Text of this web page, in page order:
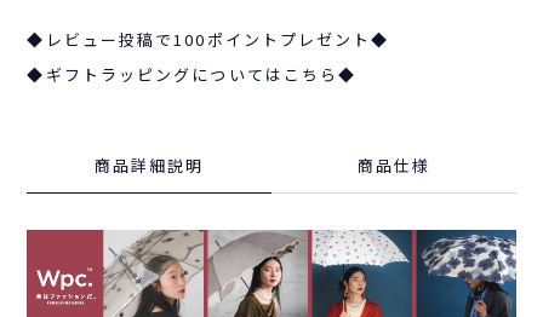
◆レビュー投稿で100ポイントプレゼント◆
◆ギフトラッピングについてはこちら◆
商品詳細説明 商品仕様